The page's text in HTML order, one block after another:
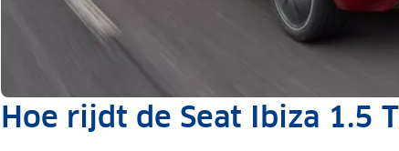
Hoe rijdt de Seat Ibiza 1.5